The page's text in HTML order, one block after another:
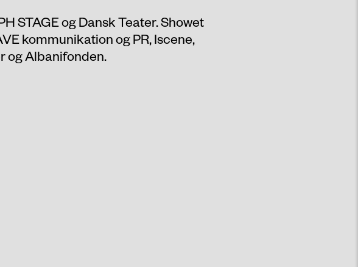
STAGE og Dansk Teater. Showet
kommunikation og PR, Iscene,
og Albanifonden.